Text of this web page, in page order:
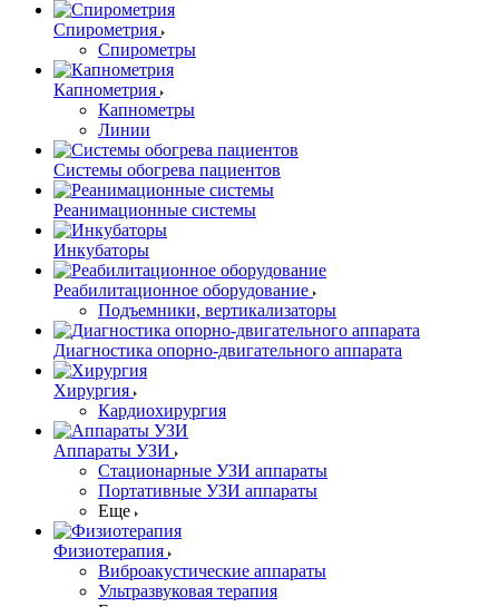
Спирометрия
Спирометры
Капнометрия
Капнометры
Линии
Системы обогрева пациентов
Реанимационные системы
Инкубаторы
Реабилитационное оборудование
Подъемники, вертикализаторы
Диагностика опорно-двигательного аппарата
Хирургия
Кардиохирургия
Аппараты УЗИ
Стационарные УЗИ аппараты
Портативные УЗИ аппараты
Еще
Физиотерапия
Виброакустические аппараты
Ультразвуковая терапия